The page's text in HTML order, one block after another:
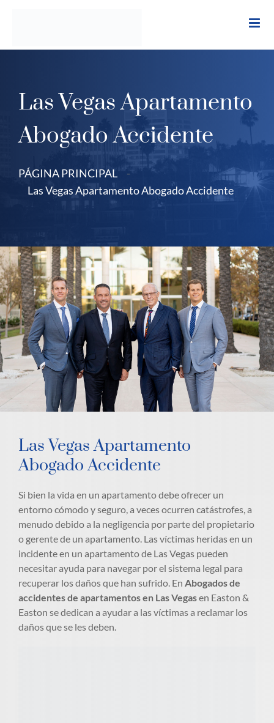
Las Vegas Apartamento
Abogado Accidente
PÁGINA PRINCIPAL
-
Las Vegas Apartamento Abogado Accidente
Las Vegas Apartamento
Abogado Accidente
Si bien la vida en un apartamento debe ofrecer un
entorno cómodo y seguro, a veces ocurren catástrofes, a
menudo debido a la negligencia por parte del propietario
o gerente de un apartamento. Las víctimas heridas en un
incidente en un apartamento de Las Vegas pueden
necesitar ayuda para navegar por el sistema legal para
recuperar los daños que han sufrido. En Abogados de
accidentes de apartamentos en Las Vegasen Easton &
Easton se dedican a ayudar a las víctimas a reclamar los
daños que se les deben.